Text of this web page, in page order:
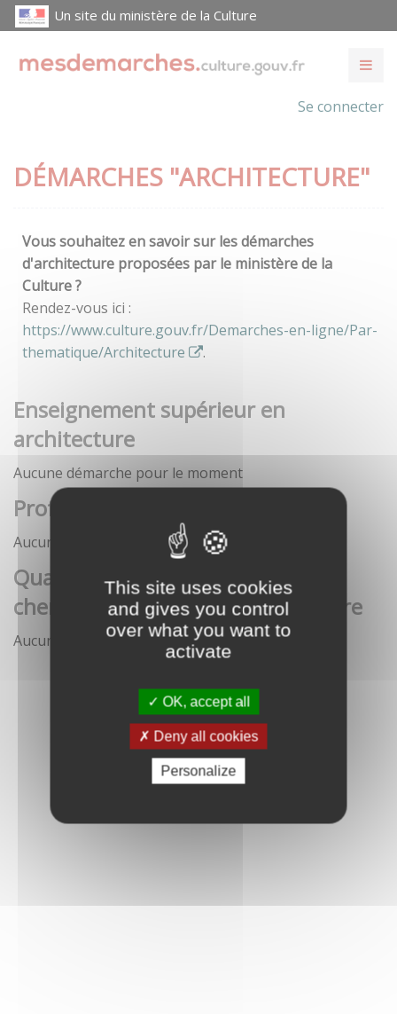
This site uses cookies
and gives you control
over what you want to
activate
OK, accept all
Deny all cookies
Personalize
Un site du ministère de la Culture
Se connecter
DÉMARCHES "ARCHITECTURE"
Vous souhaitez en savoir sur les démarches
d'architecture proposées par le ministère de la
Culture ?
Rendez-vous ici :
https://www.culture.gouv.fr/Demarches-en-ligne/Par-
thematique/Architecture
.
Enseignement supérieur en
architecture
Aucune démarche pour le moment
Profession architecte
Aucune démarche pour le moment
Qualification des enseignants-
chercheurs en écoles d'architecture
Aucune démarche pour le moment